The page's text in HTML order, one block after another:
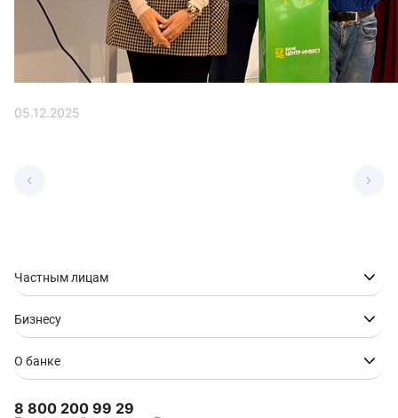
05.12.2025
Частным лицам
Бизнесу
О банке
8 800 200 99 29